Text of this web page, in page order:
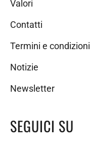
Valori
Contatti
Termini e condizioni
Notizie
Newsletter
SEGUICI SU